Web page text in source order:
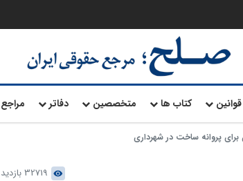
قوانین کتاب ها متخصصین دفاتر مراجع
پروانه ساخت در شهرداری
32719 بازدید